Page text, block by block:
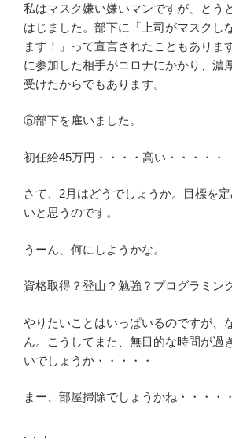
私はマスク嫌い嫌いマンですが、とう
はじました。部下に「上司がマスクし
ます！」って宣言されたこともありま
に参加した相手がコロナにかかり、濃
受けたからでもあります。
⑤部下を雇いました。
初任給45万円・・・・高い・・・・・
さて、2月はどうでしょうか。目標を
いと思うのです。
うーん、何にしようかな。
資格取得？登山？勉強？プログラミン
やりたいことはいっぱいるのですが、
ん。こうしてまた、無目的な時間が過
いでしょうか・・・・・
まー、部屋掃除でしょうかね・・・・・